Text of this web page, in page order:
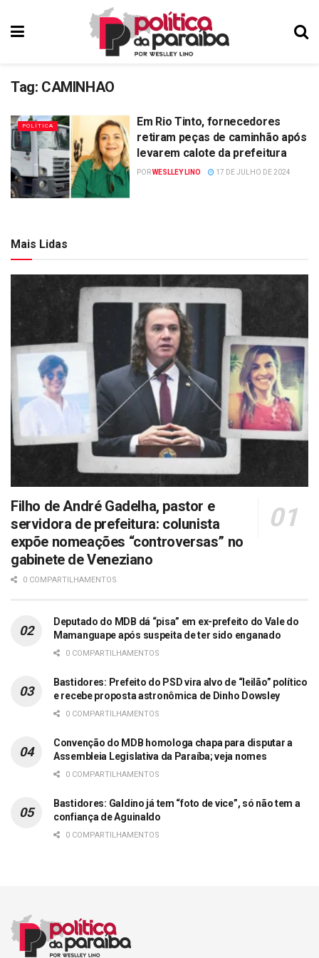
Tag: CAMINHAO
POLÍTICA
Em Rio Tinto, fornecedores
retiram peças de caminhão após
levarem calote da prefeitura
PORWESLLEY LINO 17 DE JULHO DE 2024
Mais Lidas
Filho de André Gadelha, pastor e
servidora de prefeitura: colunista
expõe nomeações “controversas” no
gabinete de Veneziano
0 COMPARTILHAMENTOS
Deputado do MDB dá “pisa” em ex-prefeito do Vale do
Mamanguape após suspeita de ter sido enganado
0 COMPARTILHAMENTOS
Bastidores: Prefeito do PSD vira alvo de “leilão” político
e recebe proposta astronômica de Dinho Dowsley
0 COMPARTILHAMENTOS
Convenção do MDB homologa chapa para disputar a
Assembleia Legislativa da Paraíba; veja nomes
0 COMPARTILHAMENTOS
Bastidores: Galdino já tem “foto de vice”, só não tem a
confiança de Aguinaldo
0 COMPARTILHAMENTOS